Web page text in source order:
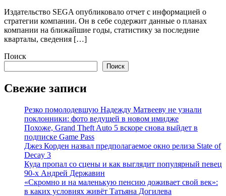
Издательство SEGA опубликовало отчет с информацией о
стратегии компании. Он в себе содержит данные о планах
компании на ближайшие годы, статистику за последние
кварталы, сведения […]
Поиск
Поиск
Свежие записи
Резко помолодевшую Надежду Матвееву не узнали
поклонники: фото ведущей в новом имидже
Похоже, Grand Theft Auto 5 вскоре снова выйдет в
подписке Game Pass
Джез Корден назвал предполагаемое окно релиза State of
Decay 3
Куда пропал со сцены и как выглядит популярный певец
90-х Андрей Державин
«Скромно и на маленькую пенсию доживает свой век»:
в каких условиях живёт Татьяна Догилева